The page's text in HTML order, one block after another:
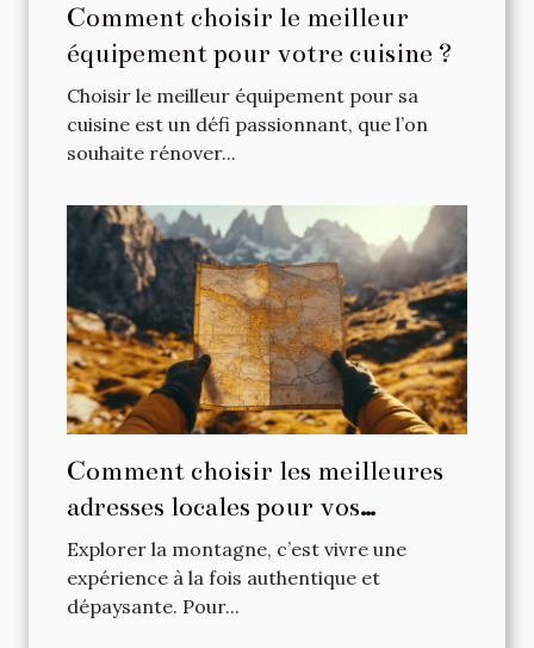
Comment choisir le meilleur
équipement pour votre cuisine ?
Choisir le meilleur équipement pour sa
cuisine est un défi passionnant, que l’on
souhaite rénover...
Comment choisir les meilleures
adresses locales pour vos
escapades en montagne ?
Explorer la montagne, c’est vivre une
expérience à la fois authentique et
dépaysante. Pour...